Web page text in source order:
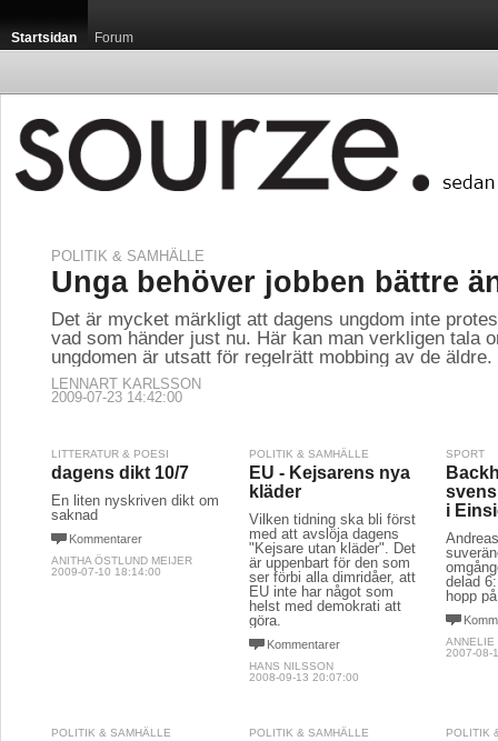
Startsidan Forum
POLITIK & SAMHÄLLE
Unga behöver jobben bättre
Det är mycket märkligt att dagens ungdom inte
vad som händer just nu. Här kan man verkligen tala
ungdomen är utsatt för regelrätt mobbing av de äldre.
LENNART KARLSSON
2009-07-23 14:42:00
LITTERATUR & POESI
dagens dikt 10/7
En liten nyskriven dikt om
saknad
Kommentarer
ANITHA ÖSTLUND MEIJER
2009-07-10 18:14:00
POLITIK & SAMHÄLLE
EU - Kejsarens nya
kläder
Vilken tidning ska bli först
med att avslöja dagens
"Kejsare utan kläder". Det
är uppenbart för den som
ser förbi alla dimridåer, att
EU inte har något som
helst med demokrati att
göra.
Kommentarer
HANS NILSSON
2008-09-13 20:07:00
SPORT
i
delad
hopp
ANNELIE
2007-08-
POLITIK & SAMHÄLLE POLITIK & SAMHÄLLE POLITIK